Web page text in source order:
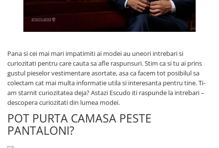
Pana si cei mai mari impatimiti ai modei au uneori intrebari si
curiozitati pentru care cauta sa afle raspunsuri. Stim ca si tu ai prins
gustul pieselor vestimentare asortate, asa ca facem tot posibilul sa
colectam cat mai multa informatie utila si interesanta pentru tine. Ti-
am starnit curiozitatea deja? Astazi Escudo iti raspunde la intrebari –
descopera curiozitati din lumea modei.
POT PURTA CAMASA PESTE
PANTALONI?